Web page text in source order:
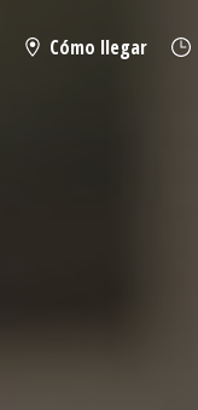
Cómo llegar